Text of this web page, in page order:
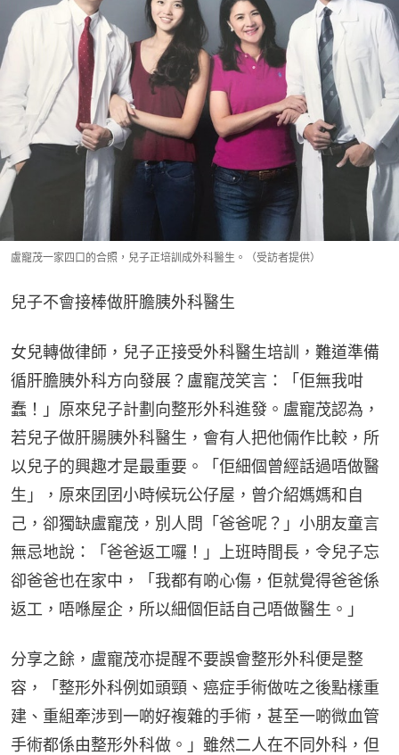
盧寵茂一家四口的合照，兒子正培訓成外科醫生。（受訪者提供）
兒子不會接棒做肝膽胰外科醫生
女兒轉做律師，兒子正接受外科醫生培訓，難道準備
循肝膽胰外科方向發展？盧寵茂笑言：「佢無我咁
蠢！」原來兒子計劃向整形外科進發。盧寵茂認為，
若兒子做肝腸胰外科醫生，會有人把他倆作比較，所
以兒子的興趣才是最重要。「佢細個曾經話過唔做醫
生」，原來囝囝小時候玩公仔屋，曾介紹媽媽和自
己，卻獨缺盧寵茂，別人問「爸爸呢？」小朋友童言
無忌地說：「爸爸返工囉！」上班時間長，令兒子忘
卻爸爸也在家中，「我都有啲心傷，佢就覺得爸爸係
返工，唔喺屋企，所以細個佢話自己唔做醫生。」
分享之餘，盧寵茂亦提醒不要誤會整形外科便是整
容，「整形外科例如頭頸、癌症手術做咗之後點樣重
建、重組牽涉到一啲好複雜的手術，甚至一啲微血管
手術都係由整形外科做。」雖然二人在不同外科，但